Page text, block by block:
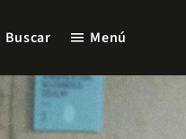
Buscar menu Menú